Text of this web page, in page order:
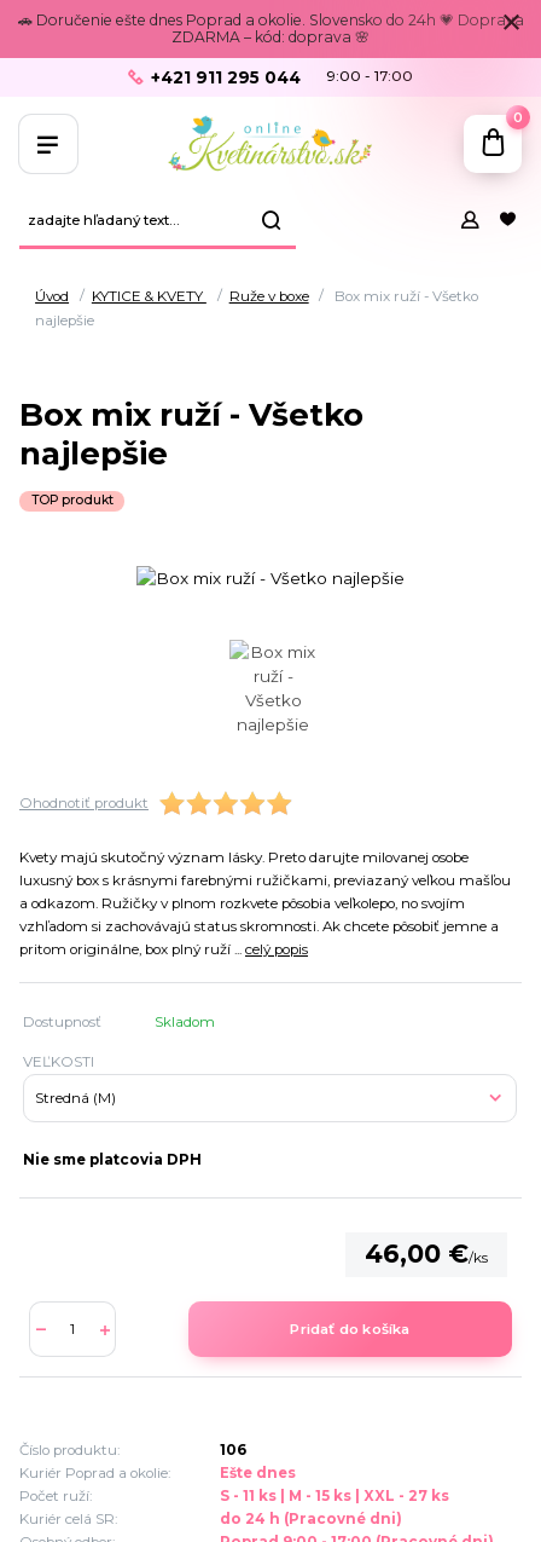
🚗 Doručenie ešte dnes Poprad a okolie. Slovensko do 24h 💗 Doprava
ZDARMA – kód: doprava 🌸
+421 911 295 044 9:00 - 17:00
0
Úvod KYTICE & KVETY Ruže v boxe
Box mix ruží - Všetko
najlepšie
Box mix ruží - Všetko
najlepšie
TOP produkt
Ohodnotiť produkt
Kvety majú skutočný význam lásky. Preto darujte milovanej osobe
luxusný box s krásnymi farebnými ružičkami, previazaný veľkou mašľou
a odkazom. Ružičky v plnom rozkvete pôsobia veľkolepo, no svojím
vzhľadom si zachovávajú status skromnosti. Ak chcete pôsobiť jemne a
pritom originálne, box plný ruží ... celý popis
Dostupnosť Skladom
VEĽKOSTI
Nie sme platcovia DPH
46,00 €/ks
Pridať do košíka
Číslo produktu:
106
Kuriér Poprad a okolie:
Ešte dnes
Počet ruží:
S - 11 ks | M - 15 ks | XXL - 27 ks
Kuriér celá SR:
do 24 h (Pracovné dni)